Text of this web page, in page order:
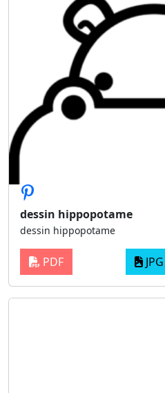
dessin hippopotame
dessin hippopotame
PDF JPG